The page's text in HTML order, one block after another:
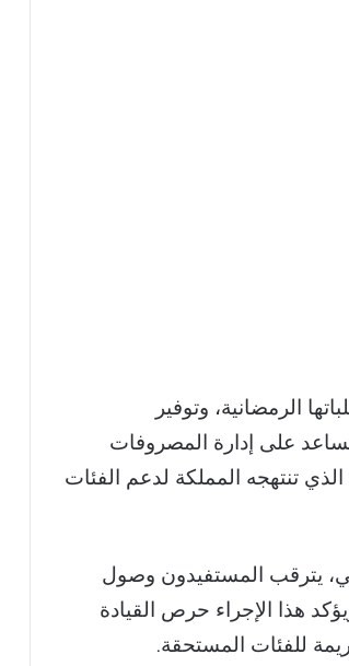
الرمضانية، وتوفير
على إدارة المصروفات
تنتهجه المملكة لدعم الفئات
الاجتماعي، يترقب المستفيدون وصول
هذا الإجراء حرص القيادة
للفئات المستحقة.